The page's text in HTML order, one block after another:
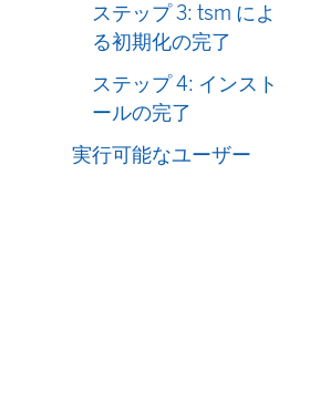
ステップ 3: tsm によ
る初期化の完了
ステップ 4: インスト
ールの完了
実行可能なユーザー